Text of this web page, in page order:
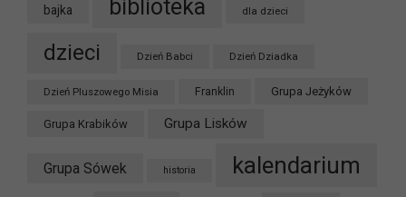
bajka biblioteka dla dzieci
dzieci Dzień Babci Dzień Dziadka
Dzień Pluszowego Misia Franklin Grupa Jeżyków
Grupa Krabików Grupa Lisków
Grupa Sówek historia kalendarium